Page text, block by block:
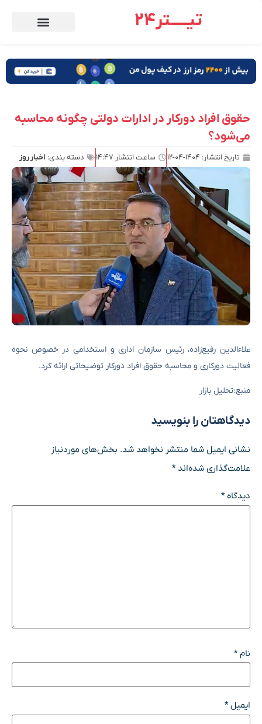
تیـــــتر24
حقوق افراد دورکار در ادارات دولتی چگونه محاسبه
می‌شود؟
تاریخ انتشار: ۱۴۰۴-۰۴-۱۲ ساعت انتشار ۱۴:۴۷ دسته بندی: اخبار روز
علاءالدین رفیع‌زاده، رئیس سازمان اداری و استخدامی در خصوص نحوه
فعالیت دورکاری و محاسبه حقوق افراد دورکار توضیحاتی ارائه کرد.
منبع:تحلیل بازار
دیدگاهتان را بنویسید
نشانی ایمیل شما منتشر نخواهد شد. بخش‌های موردنیاز
علامت‌گذاری شده‌اند*
دیدگاه*
نام*
ایمیل*